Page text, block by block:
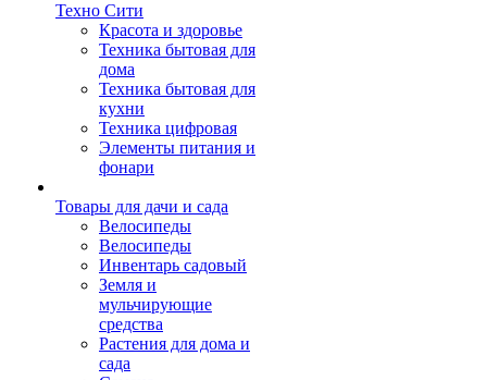
Техно Сити
Красота и здоровье
Техника бытовая для
дома
Техника бытовая для
кухни
Техника цифровая
Элементы питания и
фонари
Товары для дачи и сада
Велосипеды
Велосипеды
Инвентарь садовый
Земля и
мульчирующие
средства
Растения для дома и
сада